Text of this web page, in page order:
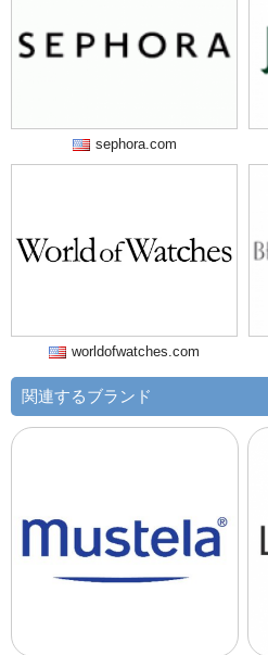
sephora.com
worldofwatches.com
関連するブランド